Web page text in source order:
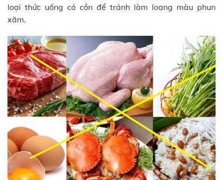
loại thức uống có cồn để tránh làm loang màu phun
xăm.